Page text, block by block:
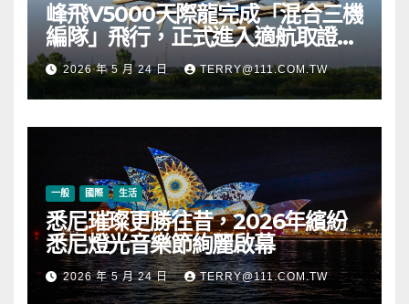
峰飛V5000天際龍完成「混合三機
編隊」飛行，正式進入適航取證階
段2026 年 5 月 24 日 TERRY@111.COM.TW
一般 國際 生活
悉尼璀璨更勝往昔，2026年繽紛
悉尼燈光音樂節絢麗啟幕
2026 年 5 月 24 日 TERRY@111.COM.TW